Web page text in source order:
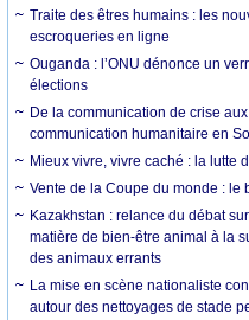
Traite des êtres humains : les
escroqueries en ligne
Ouganda : l’ONU dénonce un
élections
De la communication de crise
communication humanitaire en
Mieux vivre, vivre caché : la lutte
Vente de la Coupe du monde : le
Kazakhstan : relance du débat
matière de bien-être animal à la
des animaux errants
La mise en scène nationaliste
autour des nettoyages de stade